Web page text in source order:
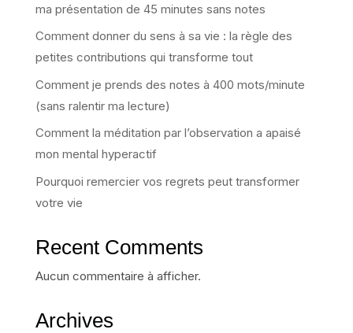
ma présentation de 45 minutes sans notes
Comment donner du sens à sa vie : la règle des
petites contributions qui transforme tout
Comment je prends des notes à 400 mots/minute
(sans ralentir ma lecture)
Comment la méditation par l’observation a apaisé
mon mental hyperactif
Pourquoi remercier vos regrets peut transformer
votre vie
Recent Comments
Aucun commentaire à afficher.
Archives